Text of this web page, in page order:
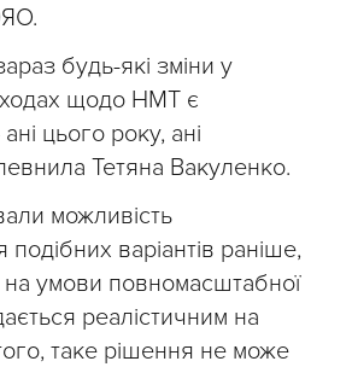
будь-які зміни у
щодо НМТ є
цього року, ані
Тетяна Вакуленко.
можливість
варіантів раніше,
умови повномасштабної
реалістичним на
таке рішення не може